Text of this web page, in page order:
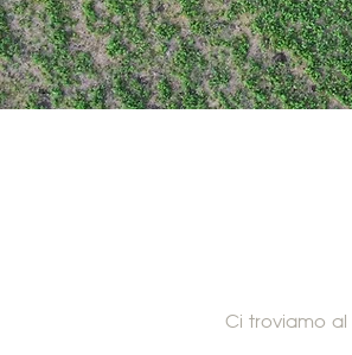
Ci troviamo al